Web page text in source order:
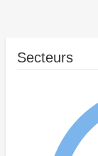
Secteurs